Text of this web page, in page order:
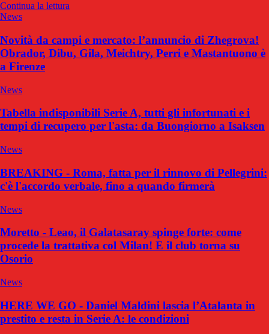
Continua la lettura
News
Novità da campi e mercato: l’annuncio di Zhegrova!
Obrador, Dibu, Gila, Meichtry, Perri e Mastantuono è
a Firenze
News
Tabella indisponibili Serie A, tutti gli infortunati e i
tempi di recupero per l'asta: da Buongiorno a Isaksen
News
BREAKING - Roma, fatta per il rinnovo di Pellegrini:
c'è l'accordo verbale, fino a quando firmerà
News
Moretto - Leao, il Galatasaray spinge forte: come
procede la trattativa col Milan! E il club torna su
Osorio
News
HERE WE GO - Daniel Maldini lascia l’Atalanta in
prestito e resta in Serie A: le condizioni